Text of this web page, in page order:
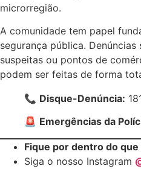
microrregião.
A comunidade tem papel
segurança pública.
suspeitas ou pontos de
podem ser feitas de forma
📞 Disque-Denúncia:
🚨 Emergências da
Fique por dentro do
Siga o nosso Instagram